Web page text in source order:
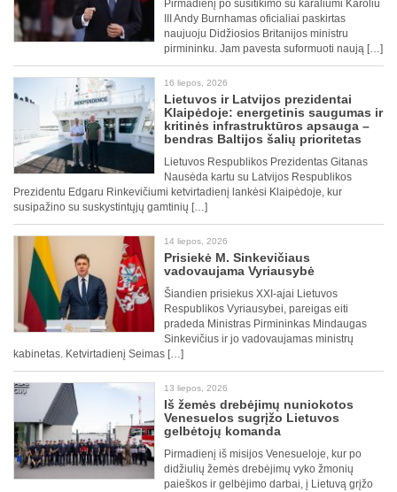
Pirmadienį po susitikimo su karaliumi Karoliu
III Andy Burnhamas oficialiai paskirtas
naujuoju Didžiosios Britanijos ministru
pirmininku. Jam pavesta suformuoti naują […]
16 liepos, 2026
Lietuvos ir Latvijos prezidentai
Klaipėdoje: energetinis saugumas ir
kritinės infrastruktūros apsauga –
bendras Baltijos šalių prioritetas
Lietuvos Respublikos Prezidentas Gitanas
Nausėda kartu su Latvijos Respublikos
Prezidentu Edgaru Rinkevičiumi ketvirtadienį lankėsi Klaipėdoje, kur
susipažino su suskystintųjų gamtinių […]
14 liepos, 2026
Prisiekė M. Sinkevičiaus
vadovaujama Vyriausybė
Šiandien prisiekus XXI-ajai Lietuvos
Respublikos Vyriausybei, pareigas eiti
pradeda Ministras Pirmininkas Mindaugas
Sinkevičius ir jo vadovaujamas ministrų
kabinetas. Ketvirtadienį Seimas […]
13 liepos, 2026
Iš žemės drebėjimų nuniokotos
Venesuelos sugrįžo Lietuvos
gelbėtojų komanda
Pirmadienį iš misijos Venesueloje, kur po
didžiulių žemės drebėjimų vyko žmonių
paieškos ir gelbėjimo darbai, į Lietuvą grįžo